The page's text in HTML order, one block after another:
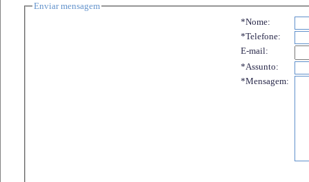
Enviar mensagem
*Nome:
*Telefone:
E-mail:
*Assunto:
*Mensagem: